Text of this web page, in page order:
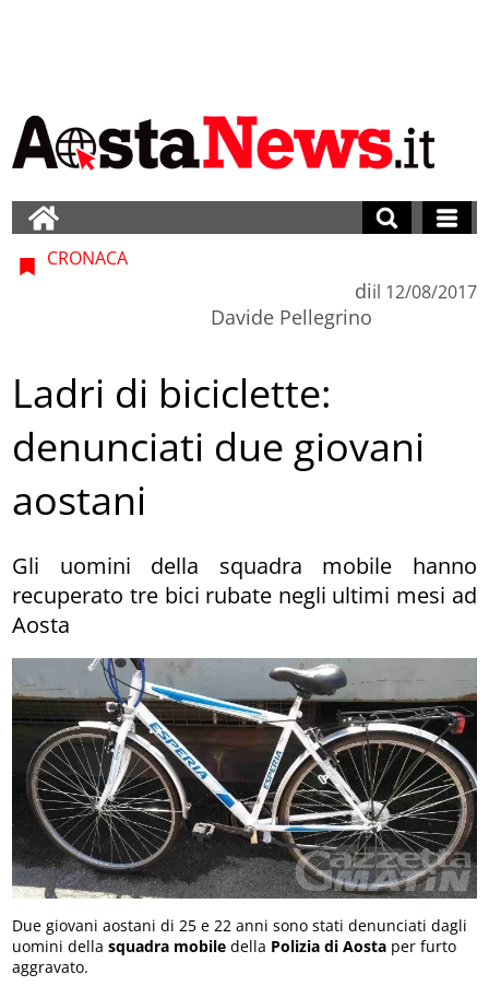
CRONACA
di
Davide Pellegrino
il 12/08/2017
Ladri di biciclette:
denunciati due giovani
aostani
Gli uomini della squadra mobile hanno
recuperato tre bici rubate negli ultimi mesi ad
Aosta
Due giovani aostani di 25 e 22 anni sono stati denunciati dagli
uomini dellasquadra mobile della Polizia di Aosta per furto
aggravato.